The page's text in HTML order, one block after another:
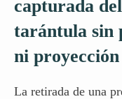
capturada
tarántula sin
ni
La retirada de una